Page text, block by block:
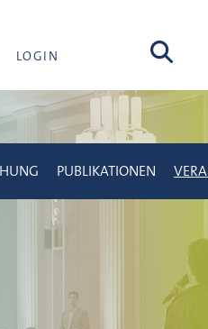
LOGIN Suche
PUBLIKATIONEN